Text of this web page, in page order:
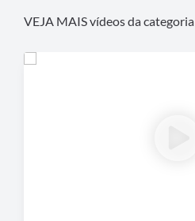
VEJA MAIS vídeos da categoria